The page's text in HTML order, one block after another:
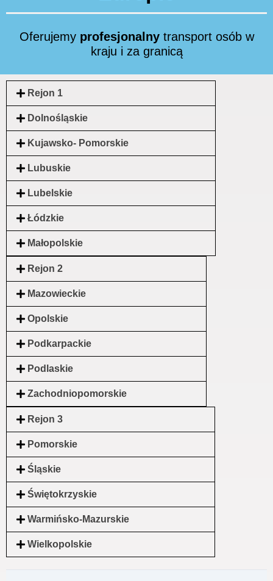
Oferujemy profesjonalnytransport osób w
kraju i za granicą
Rejon 3
Pomorskie
Śląskie
Świętokrzyskie
Warmińsko-Mazurskie
Wielkopolskie
Rejon 2
Mazowieckie
Opolskie
Podkarpackie
Podlaskie
Zachodniopomorskie
Rejon 1
Dolnośląskie
Kujawsko- Pomorskie
Lubuskie
Lubelskie
Łódzkie
Małopolskie